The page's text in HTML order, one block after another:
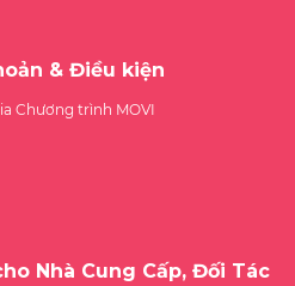
& Điều kiện
Chương trình MOVI
Nhà Cung Cấp, Đối Tác